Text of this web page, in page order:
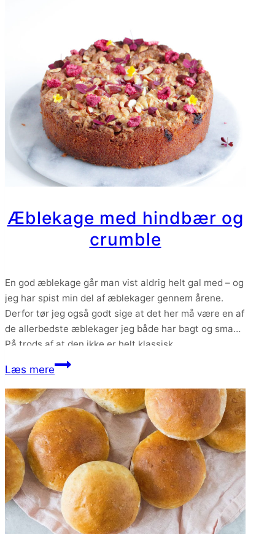
vaniljecreme
Æblekage med hindbær og
crumble
En god æblekage går man vist aldrig helt gal med – og
jeg har spist min del af æblekager gennem årene.
Derfor tør jeg også godt sige at det her må være en af
de allerbedste æblekager jeg både har bagt og smagt.
På trods af at den ikke er helt klassisk.
Læs mereÆblekage
hindbær
og
crumble